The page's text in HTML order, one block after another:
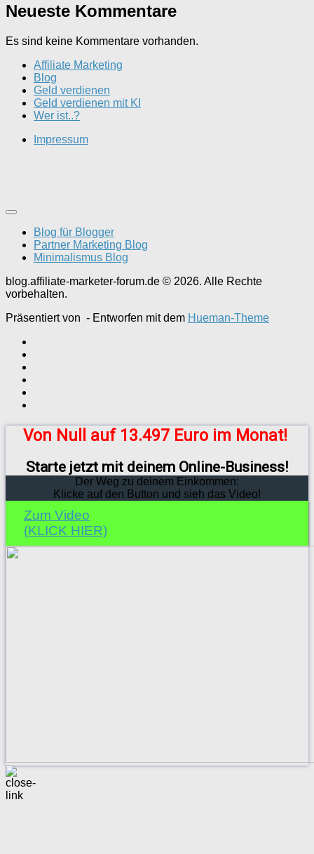
Neueste Kommentare
Es sind keine Kommentare vorhanden.
Affiliate Marketing
Blog
Geld verdienen
Geld verdienen mit KI
Wer ist..?
Impressum
Blog für Blogger
Partner Marketing Blog
Minimalismus Blog
blog.affiliate-marketer-forum.de © 2026. Alle Rechte
vorbehalten.
Präsentiert von - Entworfen mit dem Hueman-Theme
Von Null auf 13.497 Euro im Monat!
Starte jetzt mit deinem Online-Business!
Der Weg zu deinem Einkommen:
Klicke auf den Button und sieh das Video!
Zum Video
(KLICK HIER)